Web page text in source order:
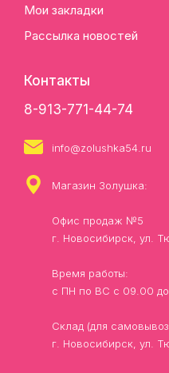
Мои закладки
Рассылка новостей
Контакты
8-913-771-44-74
info@zolushka54.ru
Магазин Золушка:
Офис продаж №5
г. Новосибирск, ул.
Время работы:
с ПН по ВС с 09.00 до
Склад (для
г. Новосибирск, ул.